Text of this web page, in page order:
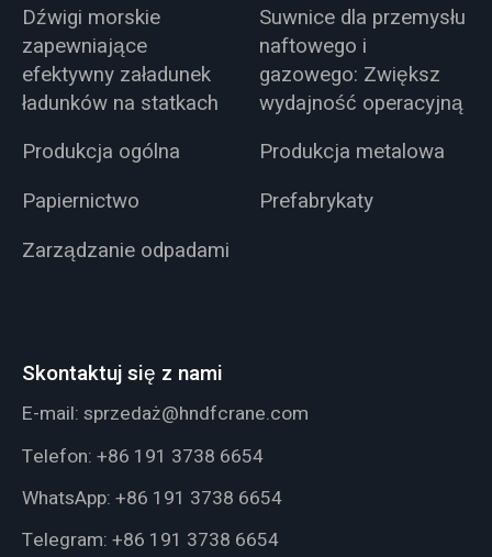
Dźwigi morskie
zapewniające
efektywny załadunek
ładunków na statkach
Suwnice dla przemysłu
naftowego i
gazowego: Zwiększ
wydajność operacyjną
Produkcja ogólna
Produkcja metalowa
Papiernictwo
Prefabrykaty
Zarządzanie odpadami
Skontaktuj się z nami
E-mail: sprzedaż@hndfcrane.com
Telefon: +86 191 3738 6654
WhatsApp: +86 191 3738 6654
Telegram: +86 191 3738 6654